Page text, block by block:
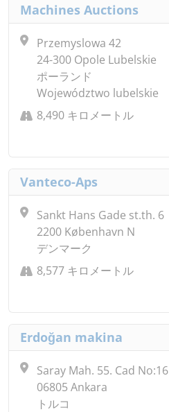
Machines Auctions
Przemyslowa 42
24-300 Opole Lubelskie
ポーランド
Województwo lubelskie
8,490 キロメートル
Vanteco-Aps
Sankt Hans Gade st.th. 6
2200 København N
デンマーク
8,577 キロメートル
Erdoğan makina
Saray Mah. 55. Cad No:16
06805 Ankara
トルコ